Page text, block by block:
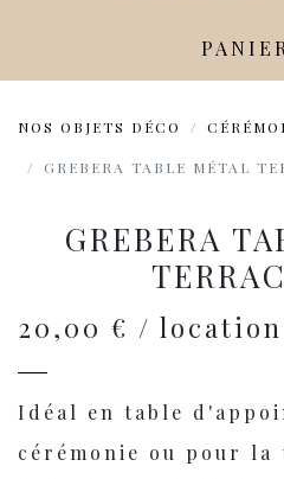
NOS OBJETS DÉCO
GREBERA TABLE MÉTAL
GREBERA
20,00 € / location
Idéal en table
cérémonie ou pour